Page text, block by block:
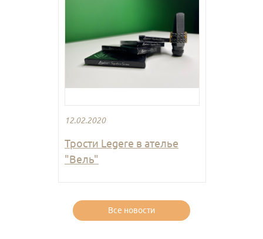
12.02.2020
Трости Legere в ателье
"Вель"
Все новости